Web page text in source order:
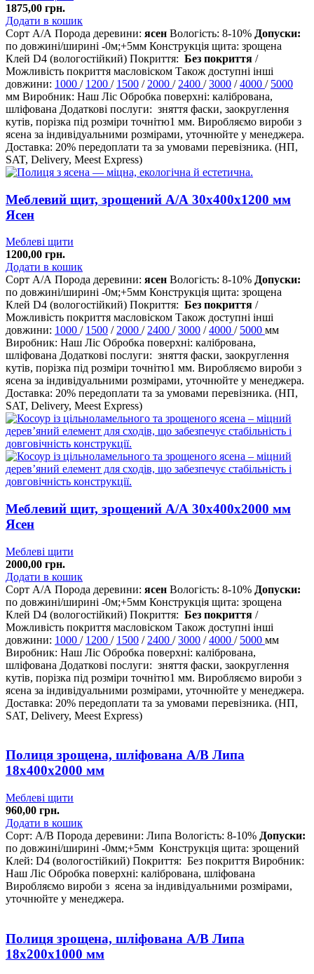
1875,00 грн.
Додати в кошик
Сорт А/А Порода деревини: ясен Вологість: 8-10% Допуски:
по довжині/ширині -0м;+5мм Конструкція щита: зрощена
Клей D4 (вологостійкий) Покриття: Без покриття /
Можливість покриття масловіском Також доступні інші
довжини: 1000 / 1200 / 1500 / 2000 / 2400 /3000 /4000 / 5000
мм Виробник: Наш Ліс Обробка поверхні: калібрована,
шліфована Додаткові послуги: зняття фаски, заокруглення
кутів, порізка під розміри точнітю1 мм. Виробляємо вироби з
ясена за індивідуальними розмірами, уточнюйте у менеджера.
Доставка: 20% передоплати та за умовами перевізника. (НП,
SAT, Delivery, Meest Express)
Меблевий щит, зрощений A/А 30х400х1200 мм
Ясен
Меблеві щити
1200,00 грн.
Додати в кошик
Сорт А/А Порода деревини: ясен Вологість: 8-10% Допуски:
по довжині/ширині -0м;+5мм Конструкція щита: зрощена
Клей D4 (вологостійкий) Покриття: Без покриття /
Можливість покриття масловіском Також доступні інші
довжини: 1000 / 1500 / 2000 / 2400 /3000 /4000 / 5000 мм
Виробник: Наш Ліс Обробка поверхні: калібрована,
шліфована Додаткові послуги: зняття фаски, заокруглення
кутів, порізка під розміри точнітю1 мм. Виробляємо вироби з
ясена за індивідуальними розмірами, уточнюйте у менеджера.
Доставка: 20% передоплати та за умовами перевізника. (НП,
SAT, Delivery, Meest Express)
Меблевий щит, зрощений A/А 30х400х2000 мм
Ясен
Меблеві щити
2000,00 грн.
Додати в кошик
Сорт А/А Порода деревини: ясен Вологість: 8-10% Допуски:
по довжині/ширині -0м;+5мм Конструкція щита: зрощена
Клей D4 (вологостійкий) Покриття: Без покриття /
Можливість покриття масловіском Також доступні інші
довжини: 1000 / 1200 / 1500 / 2400 /3000 /4000 / 5000 мм
Виробник: Наш Ліс Обробка поверхні: калібрована,
шліфована Додаткові послуги: зняття фаски, заокруглення
кутів, порізка під розміри точнітю1 мм. Виробляємо вироби з
ясена за індивідуальними розмірами, уточнюйте у менеджера.
Доставка: 20% передоплати та за умовами перевізника. (НП,
SAT, Delivery, Meest Express)
Полиця зрощена, шліфована А/В Липа
18х400х2000 мм
Меблеві щити
960,00 грн.
Додати в кошик
Сорт: А/В Порода деревини: Липа Вологість: 8-10% Допуски:
по довжині/ширині -0мм;+5мм Конструкція щита: зрощений
Клей: D4 (вологостійкий) Покриття: Без покриття Виробник:
Наш Ліс Обробка поверхні: калібрована, шліфована
Виробляємо вироби з ясена за індивідуальними розмірами,
уточнюйте у менеджера.
Полиця зрощена, шліфована A/В Липа
18х200х1000 мм